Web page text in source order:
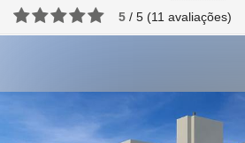
5 / 5 (11 avaliações)